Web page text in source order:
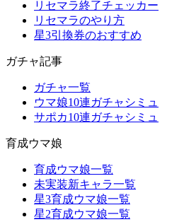
リセマラ終了チェッカー
リセマラのやり方
星3引換券のおすすめ
ガチャ記事
ガチャ一覧
ウマ娘10連ガチャシミュ
サポカ10連ガチャシミュ
育成ウマ娘
育成ウマ娘一覧
未実装新キャラ一覧
星3育成ウマ娘一覧
星2育成ウマ娘一覧